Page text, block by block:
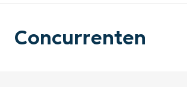
Concurrenten